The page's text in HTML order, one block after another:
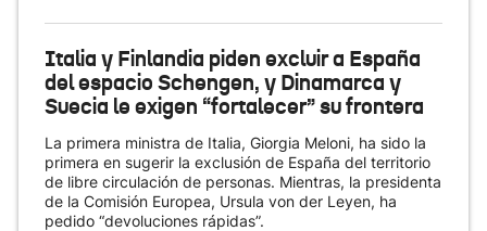
Italia y Finlandia piden excluir a España
del espacio Schengen, y Dinamarca y
Suecia le exigen “fortalecer” su frontera
La primera ministra de Italia, Giorgia Meloni, ha sido la
primera en sugerir la exclusión de España del territorio
de libre circulación de personas. Mientras, la presidenta
de la Comisión Europea, Ursula von der Leyen, ha
pedido “devoluciones rápidas”.